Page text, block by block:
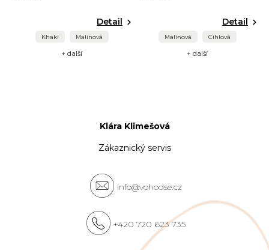
Detail
Khaki Malinová
+ další
Detail
Malinová Cihlová
+ další
Klára Klimešová
Zákaznický servis
info@vohodse.cz
+420 720 623 735